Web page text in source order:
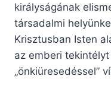
királyságának
társadalmi
Krisztusban Isten
az emberi
„önkiüresedéssel”